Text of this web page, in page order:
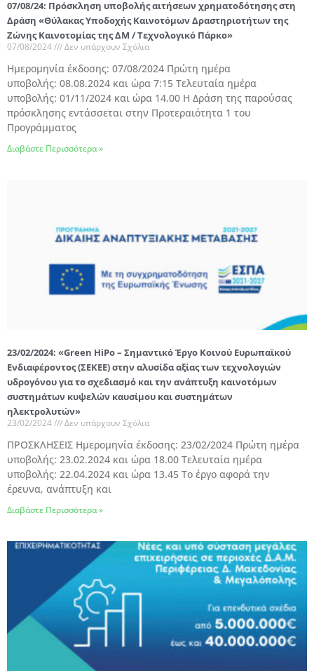
07/08/24: Πρόσκληση υποβολής αιτήσεων χρηματοδότησης στη
Δράση «Θύλακας Υποδοχής Καινοτόμων Δραστηριοτήτων της
Ζώνης Καινοτομίας της ΔΜ / Τεχνολογικό Πάρκο»
07/08/2024 Δεν υπάρχουν Σχόλια
Ημερομηνία έκδοσης: 07/08/2024 Πρώτη ημέρα
υποβολής: 08.08.2024 και ώρα 7:15 Τελευταία ημέρα
υποβολής: 01/11/2024 και ώρα 14.00 Η Δράση της παρούσας
πρόσκλησης εντάσσεται στην Προτεραιότητα 1 του
Προγράμματος
Διαβάστε Περισσότερα »
23/02/2024: «Green HiPo – Σημαντικό Έργο Κοινού Ευρωπαϊκού
Ενδιαφέροντος (ΣΕΚΕΕ) στην αλυσίδα αξίας των τεχνολογιών
υδρογόνου για το σχεδιασμό και την ανάπτυξη καινοτόμων
συστημάτων κυψελών καυσίμου και συστημάτων
ηλεκτρολυτών»
23/02/2024 Δεν υπάρχουν Σχόλια
ΠΡΟΣΚΛΗΣΕΙΣ Hμερομηνία έκδοσης: 23/02/2024 Πρώτη ημέρα
υποβολής: 23.02.2024 και ώρα 18.00 Τελευταία ημέρα
υποβολής: 22.04.2024 και ώρα 13.45 Το έργο αφορά την
έρευνα, ανάπτυξη και
Διαβάστε Περισσότερα »